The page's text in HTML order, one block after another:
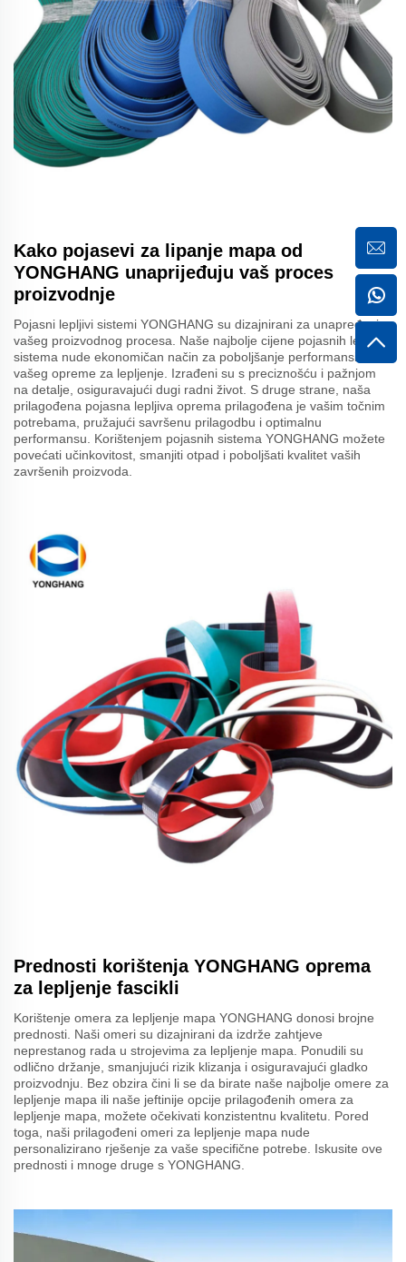
Kako pojasevi za lipanje mapa od
YONGHANG unaprijeđuju vaš proces
proizvodnje
Pojasni lepljivi sistemi YONGHANG su dizajnirani za unapređenje
vašeg proizvodnog procesa. Naše najbolje cijene pojasnih lepljivih
sistema nude ekonomičan način za poboljšanje performansi
vašeg opreme za lepljenje. Izrađeni su s preciznošću i pažnjom
na detalje, osiguravajući dugi radni život. S druge strane, naša
prilagođena pojasna lepljiva oprema prilagođena je vašim točnim
potrebama, pružajući savršenu prilagodbu i optimalnu
performansu. Korištenjem pojasnih sistema YONGHANG možete
povećati učinkovitost, smanjiti otpad i poboljšati kvalitet vaših
završenih proizvoda.
Prednosti korištenja YONGHANG oprema
za lepljenje fascikli
Korištenje omera za lepljenje mapa YONGHANG donosi brojne
prednosti. Naši omeri su dizajnirani da izdrže zahtjeve
neprestanog rada u strojevima za lepljenje mapa. Ponudili su
odlično držanje, smanjujući rizik klizanja i osiguravajući gladko
proizvodnju. Bez obzira čini li se da birate naše najbolje omere za
lepljenje mapa ili naše jeftinije opcije prilagođenih omera za
lepljenje mapa, možete očekivati konzistentnu kvalitetu. Pored
toga, naši prilagođeni omeri za lepljenje mapa nude
personalizirano rješenje za vaše specifične potrebe. Iskusite ove
prednosti i mnoge druge s YONGHANG.